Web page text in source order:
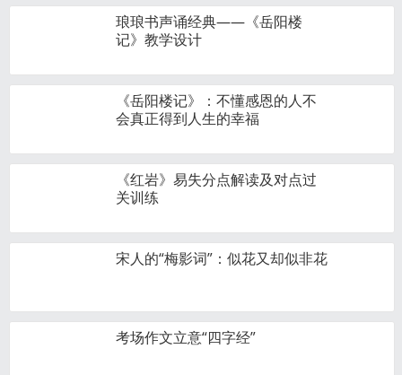
琅琅书声诵经典——《岳阳楼
记》教学设计
《岳阳楼记》：不懂感恩的人不
会真正得到人生的幸福
《红岩》易失分点解读及对点过
关训练
宋人的“梅影词”：似花又却似非花
考场作文立意“四字经”